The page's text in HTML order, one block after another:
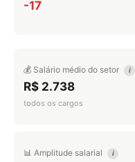
-17
💰 Salário médio do setor i
R$ 2.738
todos os cargos
📊 Amplitude salarial i